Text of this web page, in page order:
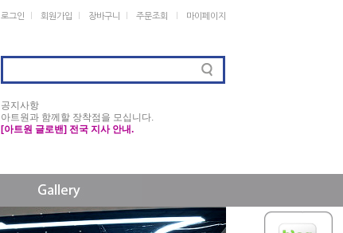
로그인 회원가입 장바구니 주문조회 마이페이지
공지사항
아트원과 함께할 장착점을 모십니다.
[아트원 글로밴] 전국 지사 안내.